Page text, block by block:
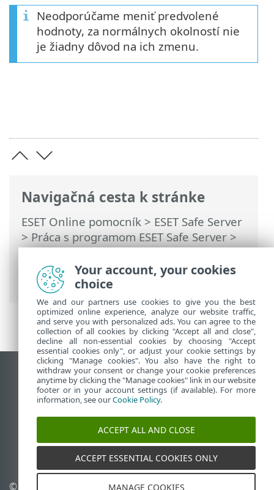
Navigačná cesta k stránke
ESET Online pomocník > ESET Safe Server
> Práca s programom ESET Safe Server>
Rozšírené nastavenia>Ochrana>
Ochrana e‑mailových klientov>
ThreatSense
Neodporúčame meniť predvolené
hodnoty, za normálnych okolností nie
je žiadny dôvod na ich zmenu.
Zobraziť stránku ako na počítači
End of Life
Databáza znalostí ESET
ESET Fórum
ESET Status Portal
Technická podpora
© 1992 - 2026 ESET, Spravovať súbory cookie
Your account, your cookies
choice
We and our partners use cookies to give you the best
optimized online experience, analyze our website traffic,
and serve you with personalized ads. You can agree to the
collection of all cookies by clicking "Accept all and close",
decline all non-essential cookies by choosing "Accept
essential cookies only", or adjust your cookie settings by
clicking "Manage cookies". You also have the right to
withdraw your consent or change your cookie preferences
anytime by clicking the "Manage cookies" link in our website
footer or in your account settings (if available). For more
information, see ourCookie Policy.
ACCEPT ALL AND CLOSE
ACCEPT ESSENTIAL COOKIES ONLY
MANAGE COOKIES